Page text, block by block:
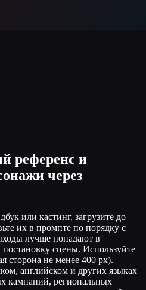
референс и
через
или кастинг, загрузите до
их в промпте по порядку с
лучше попадают в
сцены. Используйте
сторона не менее 400 px).
английском и других языках
кампаний, региональных